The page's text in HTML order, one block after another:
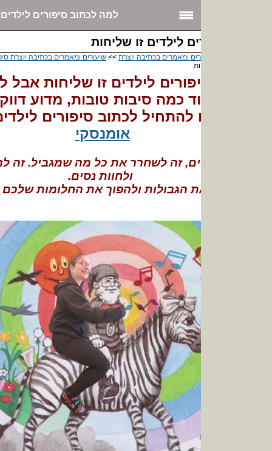
למה לכתוב סיפורים לילדים? |...
לילדים זו שליחות
ומאמרים בכתיבה יוצרת >>שיעורים ומאמרים בכתיבה יוצרת סיפורים לילדים>> לכתוב
לילדים זו שליחות אבל לא רק....
כמה סיבות טובות, מדוע דווקא אתם
להתחיל לכתוב סיפורים לילדים/ ענת
זה לשחרר את כל מה שמגביל. זה להרגיש חופשי
הגבולות ולהפוך את החלומות שלכם לסיפורים"